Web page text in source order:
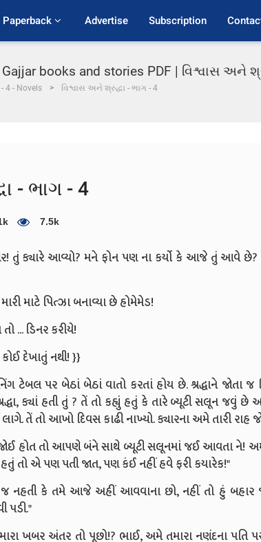
Paperback Advertise Subscription
books and stories PDF | વિશ્વાસ અને
4 - Novels વિશ્વાસ અને શ્રદ્ધા - ભાગ - 4
- ભાગ - 4
7.5k
તું ક્યારે આવ્યો? મને ફોન પણ ના કર્યો કે આજે તું આવે છે?
મારી માટે પિત્ઝા બનાવ્યા છે હોમેમેડ!
... ડિનર કરીયે!
દેખાતું નથી! }}
ટેબલ પર બેઠાં બેઠાં વાતો કરતાં હોય છે. શ્રદ્ધાને જોતા જ
ક્યાં હતી તું ? તેં તો કહ્યું હતું કે તારે બ્યૂટી સલૂન જવું
તેં તો આખો દિવસ કાઢી નાખ્યો. ક્યારના અમે તારી રાહ
જોઈ હોત તો આપણે બંને સાથે બ્યૂટી સલૂનમાંજઈ આવતા ને!
તો એ પણ પતી જાત, પણ કંઈ નહીં હવે ફરી કયારેક!"
નહતી કે તમે આજે અહીં આવવાના છો, નહીં તો હું બહાર
પડી."
ખબર અંતર તોપૂછો!? ભાઈ, અમે તમારા નણંદના પતિ